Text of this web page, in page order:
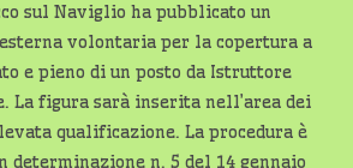
sul Naviglio ha pubblicato un
volontaria per la copertura a
e pieno di un posto da Istruttore
La figura sarà inserita nell’area dei
qualificazione. La procedura è
determinazione n. 5 del 14 gennaio